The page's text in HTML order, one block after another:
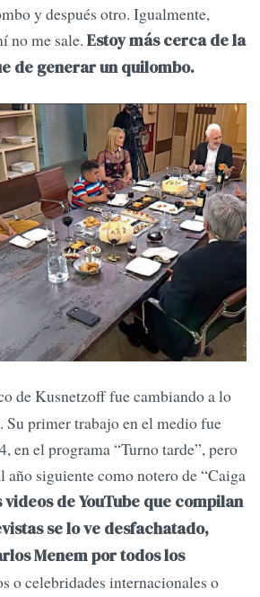
y después otro. Igualmente,
no me sale. Estoy más cerca de la
de generar un quilombo.
de Kusnetzoff fue cambiando a lo
Su primer trabajo en el medio fue
en el programa “Turno tarde”, pero
año siguiente como notero de “Caiga
videos de YouTube que compilan
se lo ve desfachatado,
Menem por todos los
o celebridades internacionales o